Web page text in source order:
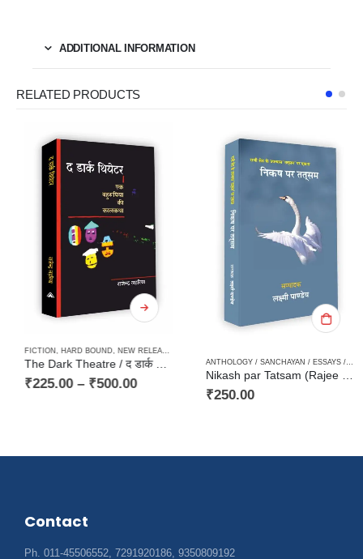
ADDITIONAL INFORMATION
RELATED PRODUCTS
FICTION,HARD BOUND,NEW RELEASES ,
The Dark Theatre / द डार्क थियेटर – एक बहुरूपिया की कालकथा
225.00–₹ 500.00
ANTHOLOGY / SANCHAYAN / ESSAYS / COMPILATION
Nikash par Tatsam (Rajee Seth kai upanyas par Ekagra) निकष पर तत्सम (राजी सेठ के उपन्यास पर एकाग्र)
250.00
Contact
Ph. 011-45506552, 7291920186, 9350809192